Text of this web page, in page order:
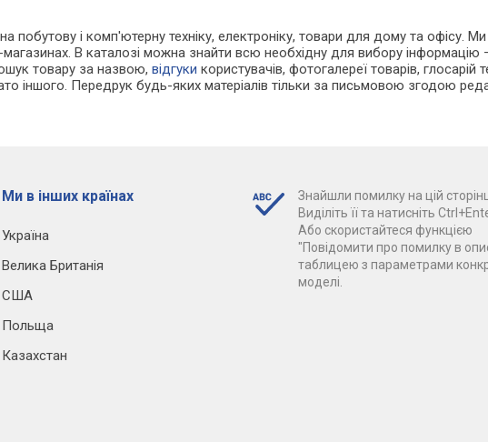
на побутову і комп'ютерну техніку, електроніку, товари для дому та офісу.
В каталозі можна знайти всю необхідну для вибору
товару за назвою,відгуки користувачів, фотогалереї товарів, глосарій
іншого. Передрук будь-яких матеріалів тільки за письмовою згодою
Ми в інших країнах
Україна
Велика Британія
США
Польща
Казахстан
Знайшли помилку на цій
Виділіть її та натисніть
Або скористайтеся функцією
"Повідомити про помилку в
таблицею з параметрами
моделі.